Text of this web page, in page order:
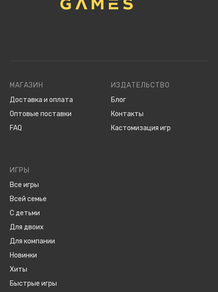
МАГАЗИН
Доставка и оплата
Оптовые поставки
FAQ
ИГРЫ
Все игры
Всей семье
С детьми
Для двоих
Для компании
Новинки
Хиты
Быстрые игры
ИЗДАТЕЛЬСТВО
Блог
Контакты
Кастомизация игр